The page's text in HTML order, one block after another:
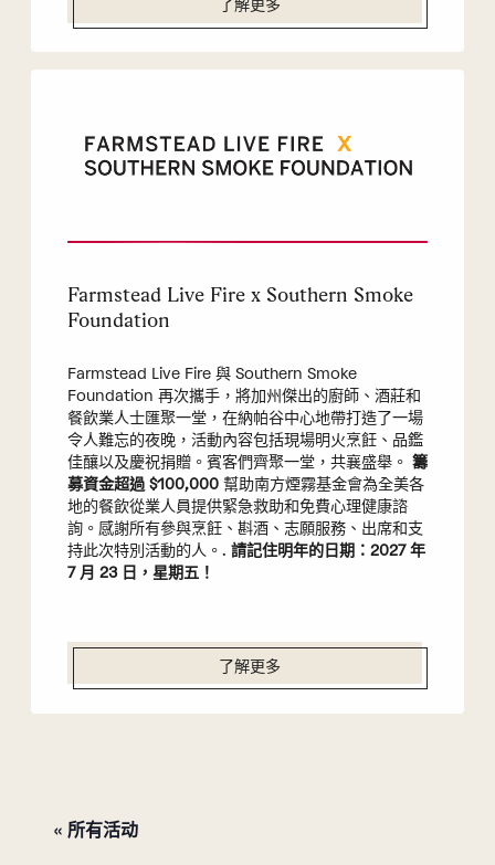
了解更多
Farmstead Live Fire x Southern Smoke
Foundation
Farmstead Live Fire 與 Southern Smoke
Foundation 再次攜手，將加州傑出的廚師、酒莊和
餐飲業人士匯聚一堂，在納帕谷中心地帶打造了一場
令人難忘的夜晚，活動內容包括現場明火烹飪、品鑑
佳釀以及慶祝捐贈。賓客們齊聚一堂，共襄盛舉。 籌
募資金超過 $100,000幫助南方煙霧基金會為全美各
地的餐飲從業人員提供緊急救助和免費心理健康諮
詢。感謝所有參與烹飪、斟酒、志願服務、出席和支
持此次特別活動的人。. 請記住明年的日期：2027 年
7 月 23 日，星期五！
了解更多
« 所有活动